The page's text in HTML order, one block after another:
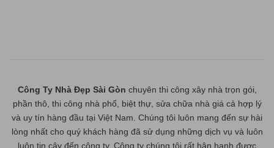
Công Ty Nhà Đẹp Sài Gòn chuyên thi công xây nhà trọn gói,
phần thô, thi công nhà phố, biệt thự, sửa chữa nhà giá cả hợp lý
và uy tín hàng đầu tại Việt Nam. Chúng tôi luôn mang đến sự hài
lòng nhất cho quý khách hàng đã sử dụng những dịch vụ và luôn
luôn tin cậy đến công ty. Công ty chúng tôi rất hân hạnh được